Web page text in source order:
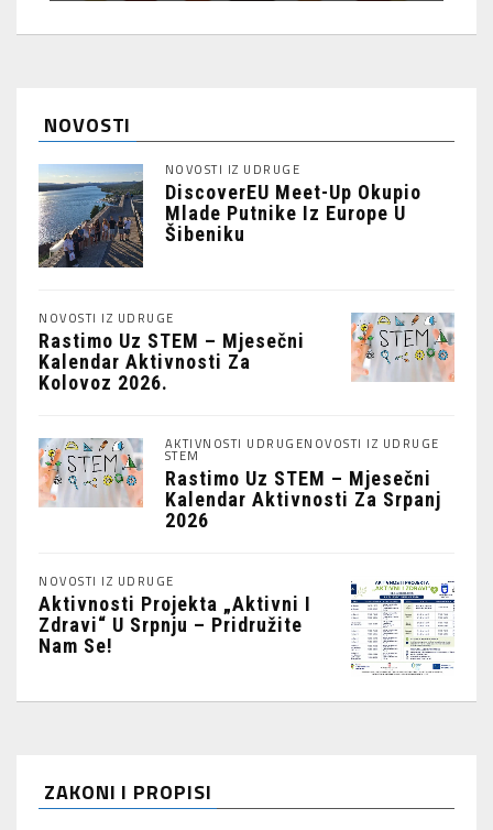
NOVOSTI
NOVOSTI IZ UDRUGE
DiscoverEU Meet-Up Okupio
Mlade Putnike Iz Europe U
Šibeniku
NOVOSTI IZ UDRUGE
Rastimo Uz STEM – Mjesečni
Kalendar Aktivnosti Za
Kolovoz 2026.
AKTIVNOSTI UDRUGENOVOSTI IZ UDRUGE
STEM
Rastimo Uz STEM – Mjesečni
Kalendar Aktivnosti Za Srpanj
2026
NOVOSTI IZ UDRUGE
Aktivnosti Projekta „Aktivni I
Zdravi“ U Srpnju – Pridružite
Nam Se!
ZAKONI I PROPISI